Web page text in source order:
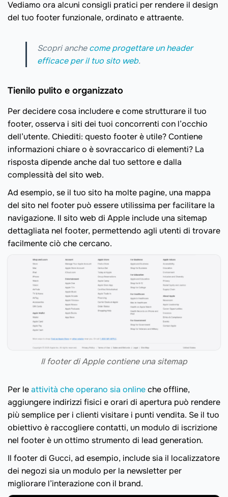
Vediamo ora alcuni consigli pratici per rendere il design
del tuo footer funzionale, ordinato e attraente.
Scopri anchecome progettare un header
efficace per il tuo sito web.
Tienilo pulito e organizzato
Per decidere cosa includere e come strutturare il tuo
footer, osserva i siti dei tuoi concorrenti con l’occhio
dell’utente. Chiediti: questo footer è utile? Contiene
informazioni chiare o è sovraccarico di elementi? La
risposta dipende anche dal tuo settore e dalla
complessità del sito web.
Ad esempio, se il tuo sito ha molte pagine, una mappa
del sito nel footer può essere utilissima per facilitare la
navigazione. Il sito web di Apple include una sitemap
dettagliata nel footer, permettendo agli utenti di trovare
facilmente ciò che cercano.
Il footer di Apple contiene una sitemap
Per leattività che operano sia onlineche offline,
aggiungere indirizzi fisici e orari di apertura può rendere
più semplice per i clienti visitare i punti vendita. Se il tuo
obiettivo è raccogliere contatti, un modulo di iscrizione
nel footer è un ottimo strumento di lead generation.
Il footer di Gucci, ad esempio, include sia il localizzatore
dei negozi sia un modulo per la newsletter per
migliorare l’interazione con il brand.